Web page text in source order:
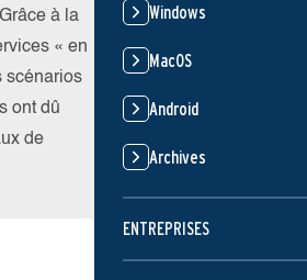
à la
« en
scénarios
ont dû
de
Windows
MacOS
Android
Archives
ENTREPRISES